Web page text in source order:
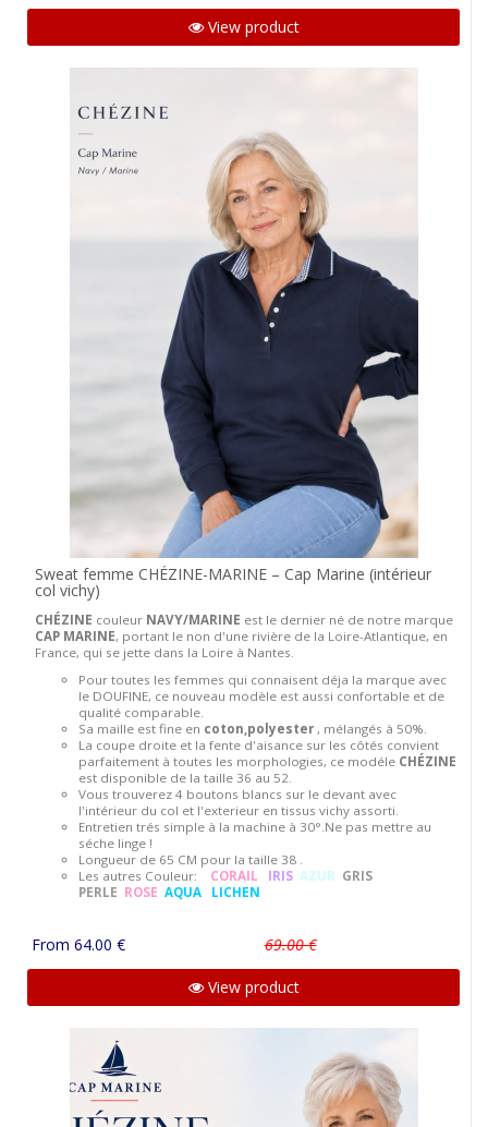
View product
Sweat femme CHÉZINE-MARINE – Cap Marine (intérieur
col vichy)
CHÉZINE couleur NAVY/MARINE est le dernier né de notre marque
CAP MARINE, portant le non d'une rivière de la Loire-Atlantique, en
France, qui se jette dans la Loire à Nantes.
Pour toutes les femmes qui connaisent déja la marque avec
le DOUFINE, ce nouveau modèle est aussi confortable et de
qualité comparable.
Sa maille est fine en coton,polyester , mélangés à 50%.
La coupe droite et la fente d'aisance sur les côtés convient
parfaitement à toutes les morphologies, ce modéle CHÉZINE
est disponible de la taille 36 au 52.
Vous trouverez 4 boutons blancs sur le devant avec
l'intérieur du col et l'exterieur en tissus vichy assorti.
Entretien trés simple à la machine à 30°.Ne pas mettre au
séche linge !
Longueur de 65 CM pour la taille 38 .
Les autres Couleur:
CORAIL IRIS AZUR GRIS
PERLE ROSE AQUA LICHEN
From 64.00 € 69.00 €
View product